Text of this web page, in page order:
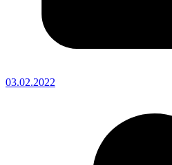
03.02.2022